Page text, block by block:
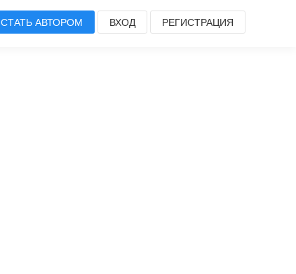
СТАТЬ АВТОРОМ ВХОД РЕГИСТРАЦИЯ